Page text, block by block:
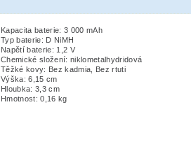
Kapacita baterie: 3 000 mAh
Typ baterie: D NiMH
Napětí baterie: 1,2 V
Chemické složení: niklometalhydridová
Těžké kovy: Bez kadmia, Bez rtuti
Výška: 6,15 cm
Hloubka: 3,3 cm
Hmotnost: 0,16 kg